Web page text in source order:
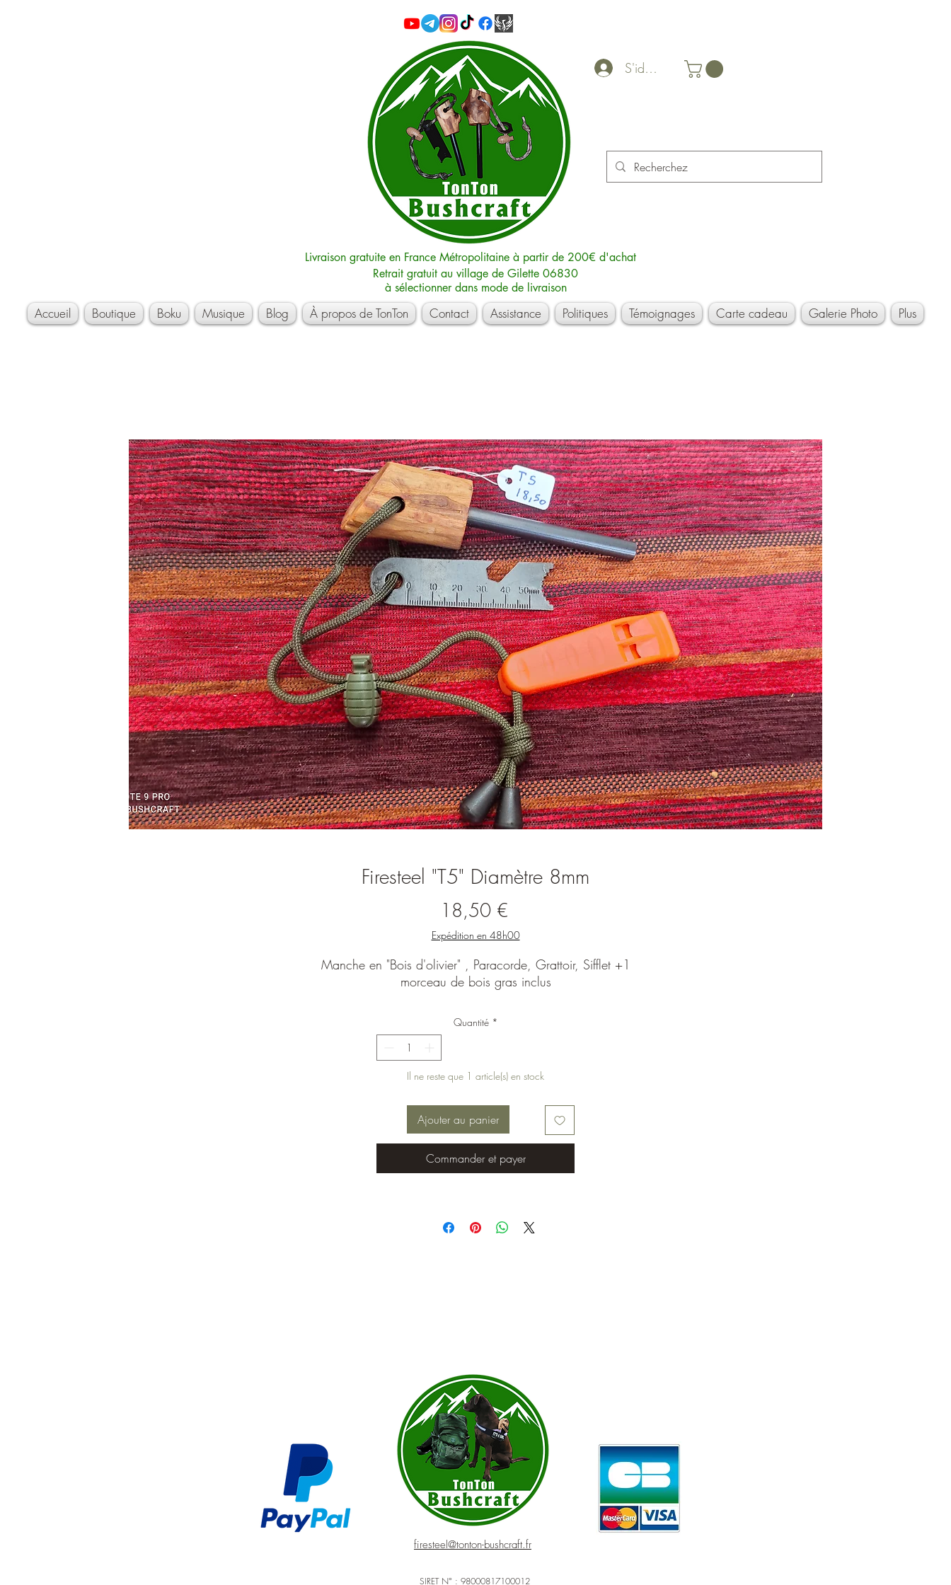
S'identifier
Livraison gratuite en France Métropolitaine à partir de 200€ d'achat
Retrait gratuit au village de Gilette 06830
à sélectionner dans mode de livraison
Accueil Boutique Boku Musique Blog À propos de TonTon Contact Assistance Politiques Témoignages Carte cadeau Galerie Photo Plus
Firesteel "T5" Diamètre 8mm
18,50 €Prix
Expédition en 48h00
Manche en "Bois d'olivier" , Paracorde, Grattoir, Sifflet +1
morceau de bois gras inclus
Quantité *
Il ne reste que 1 article(s) en stock
Ajouter au panier
Commander et payer
firesteel@tonton-bushcraft.fr
SIRET N° : 98000817100012